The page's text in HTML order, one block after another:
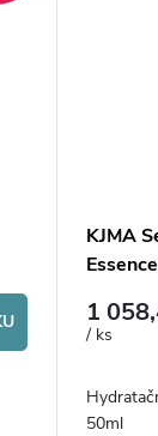
KJMA
Essence
1
/ ks
50ml